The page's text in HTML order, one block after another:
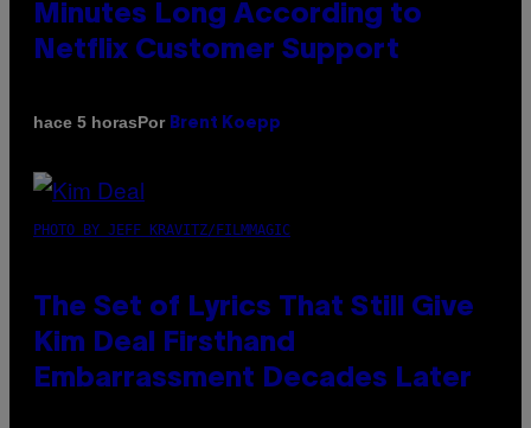
Minutes Long According to
Netflix Customer Support
hace 5 horasPor Brent Koepp
PHOTO BY JEFF KRAVITZ/FILMMAGIC
The Set of Lyrics That Still Give
Kim Deal Firsthand
Embarrassment Decades Later